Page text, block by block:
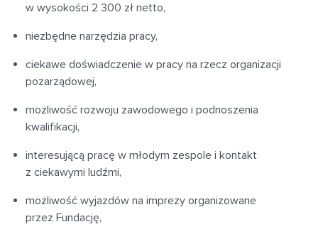
w wysokości 2 300 zł netto,
niezbędne narzędzia pracy,
ciekawe doświadczenie w pracy na rzecz organizacji
pozarządowej,
możliwość rozwoju zawodowego i podnoszenia
kwalifikacji,
interesującą pracę w młodym zespole i kontakt
z ciekawymi ludźmi,
możliwość wyjazdów na imprezy organizowane
przez Fundację,